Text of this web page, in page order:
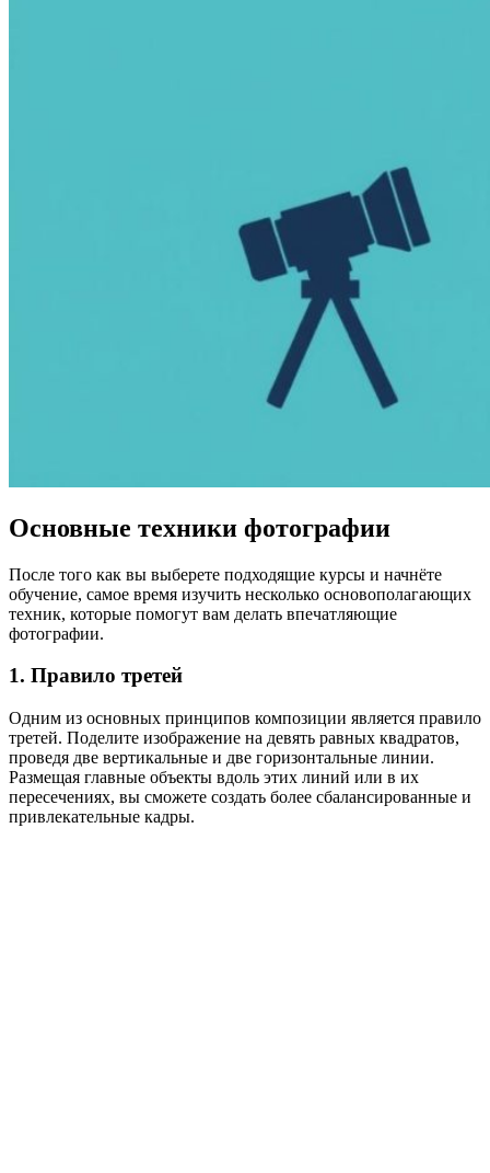
Основные техники фотографии
После того как вы выберете подходящие курсы и начнёте
обучение, самое время изучить несколько основополагающих
техник, которые помогут вам делать впечатляющие
фотографии.
1. Правило третей
Одним из основных принципов композиции является правило
третей. Поделите изображение на девять равных квадратов,
проведя две вертикальные и две горизонтальные линии.
Размещая главные объекты вдоль этих линий или в их
пересечениях, вы сможете создать более сбалансированные и
привлекательные кадры.